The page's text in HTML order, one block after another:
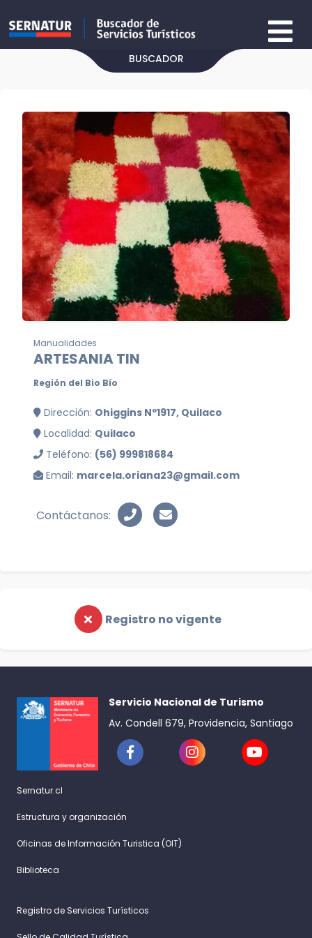
BUSCADOR
Manualidades
ARTESANIA TIN
Región del Bio Bío
Dirección: Ohiggins Nº1917, Quilaco
Localidad: Quilaco
Teléfono: (56) 999818684
Email: marcela.oriana23@gmail.com
Contáctanos:
Registro no vigente
Servicio Nacional de Turismo
Av. Condell 679, Providencia, Santiago
Sernatur.cl
Estructura y organización
Oficinas de Información Turistica (OIT)
Biblioteca
Registro de Servicios Turísticos